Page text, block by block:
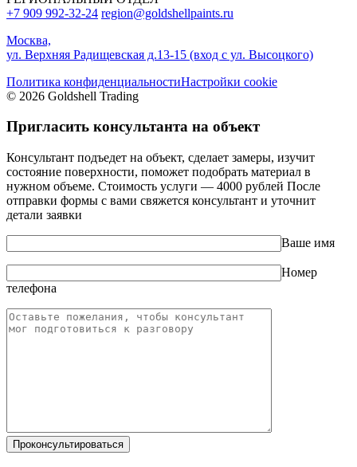
+7 909 992-32-24‬ region@goldshellpaints.ru
Москва,
ул. Верхняя Радищевская д.13-15 (вход с ул. Высоцкого)
Политика конфиденциальностиНастройки cookie
© 2026 Goldshell Trading
Пригласить консультанта на объект
Консультант подъедет на объект, сделает замеры, изучит
состояние поверхности, поможет подобрать материал в
нужном объеме. Стоимость услуги — 4000 рублей После
отправки формы с вами свяжется консультант и уточнит
детали заявки
Ваше имя
Номер
телефона